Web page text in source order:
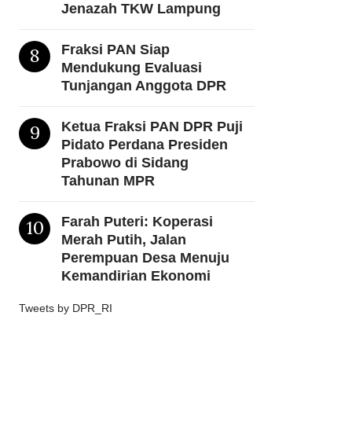
Jenazah TKW Lampung
8
Fraksi PAN Siap
Mendukung Evaluasi
Tunjangan Anggota DPR
9
Ketua Fraksi PAN DPR Puji
Pidato Perdana Presiden
Prabowo di Sidang
Tahunan MPR
10
Farah Puteri: Koperasi
Merah Putih, Jalan
Perempuan Desa Menuju
Kemandirian Ekonomi
Tweets by DPR_RI